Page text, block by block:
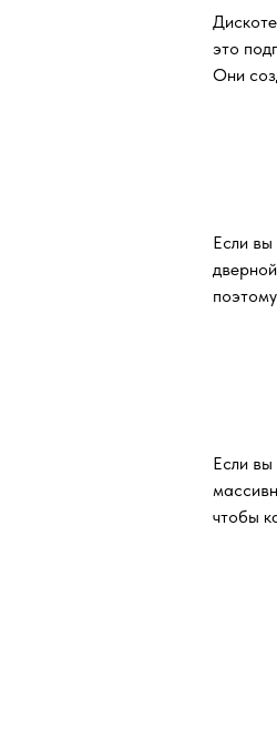
это
Они
Если вы
Если вы
чтобы